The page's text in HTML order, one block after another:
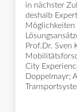
in nächster
deshalb
Möglichkeiten
Prof.Dr. Sven
City
Doppelmayr;